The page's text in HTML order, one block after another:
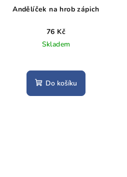
Andělíček na hrob zápich
76 Kč
Skladem
Do košíku